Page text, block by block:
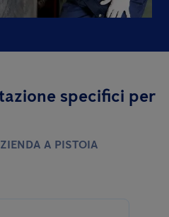
specifici per
A PISTOIA